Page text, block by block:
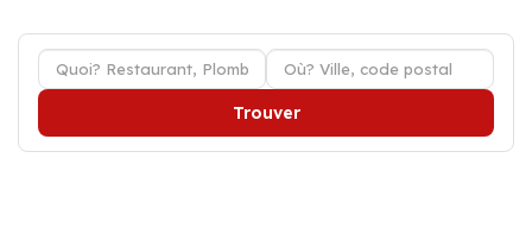
Trouver